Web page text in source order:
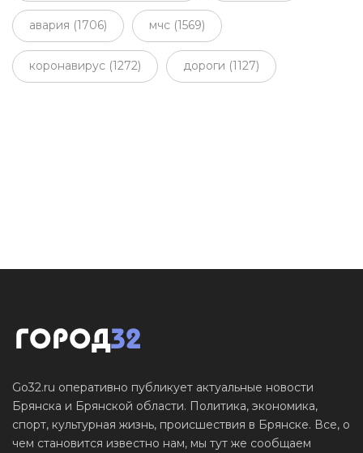
авария (1706) мчс (1569)
коронавирус (1272) дороги (1127)
Go32.ru оперативно публикует актуальные новости
Брянска и Брянской области. Политика, экономика,
спорт, культурная жизнь, происшествия в Брянске. Все, о
чем становится известно нам, мы тут же сообщаем